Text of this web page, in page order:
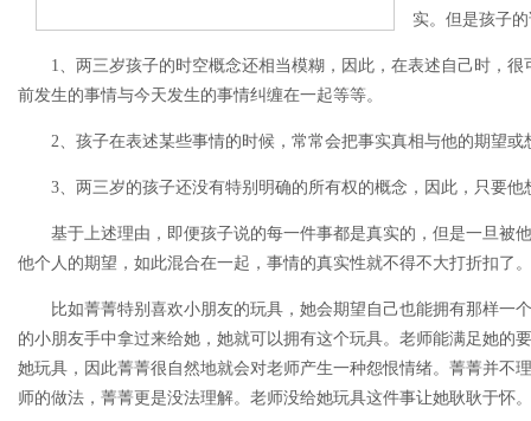
实。但是孩子
1、两三岁孩子的时空概念还相当模糊，因此，在表述自己时，很
前发生的事情与今天发生的事情纠缠在一起等等。
2、孩子在表述某些事情的时候，常常会把事实真相与他的期望或
3、两三岁的孩子还没有特别明确的所有权的概念，因此，只要他
基于上述理由，即便孩子说的每一件事都是真实的，但是一旦被
他个人的期望，如此混合在一起，事情的真实性就不得不大打折扣了。
比如菁菁特别喜欢小朋友的玩具，她会期望自己也能拥有那样一
的小朋友手中拿过来给她，她就可以拥有这个玩具。老师能满足她的
她玩具，因此菁菁很自然地就会对老师产生一种怨恨情绪。菁菁并不
师的做法，菁菁更是没法理解。老师没给她玩具这件事让她耿耿于怀。